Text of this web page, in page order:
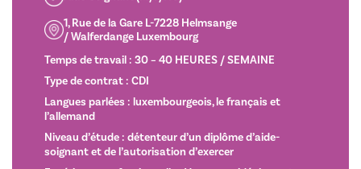
1, Rue de la Gare L-7228 Helmsange
/ Walferdange Luxembourg
Temps de travail : 30 – 40 HEURES / SEMAINE
Type de contrat : CDI
Langues parlées : luxembourgeois, le français et
l’allemand
Niveau d’étude : détenteur d’un diplôme d’aide-
soignant et de l’autorisation d’exercer